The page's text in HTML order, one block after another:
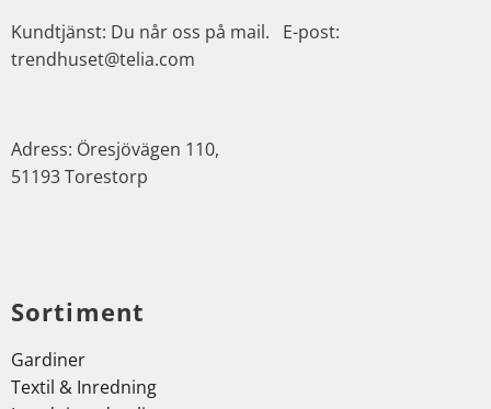
Kundtjänst: Du når oss på mail. E-post:
trendhuset@telia.com
Adress: Öresjövägen 110,
51193 Torestorp
Sortiment
Gardiner
Textil & Inredning